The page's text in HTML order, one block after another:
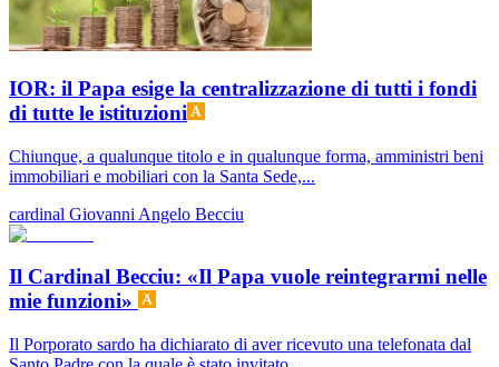
IOR: il Papa esige la centralizzazione di tutti i fondi
di tutte le istituzioni
Chiunque, a qualunque titolo e in qualunque forma, amministri beni
immobiliari e mobiliari con la Santa Sede,...
cardinal Giovanni Angelo Becciu
Il Cardinal Becciu: «Il Papa vuole reintegrarmi nelle
mie funzioni»
Il Porporato sardo ha dichiarato di aver ricevuto una telefonata dal